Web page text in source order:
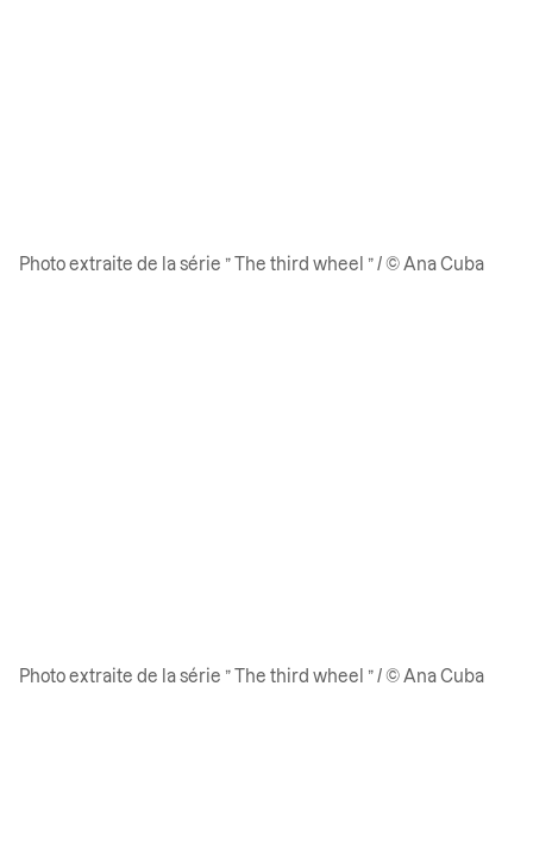
Photo extraite de la série ” The third wheel ” / © Ana Cuba
Photo extraite de la série ” The third wheel ” / © Ana Cuba